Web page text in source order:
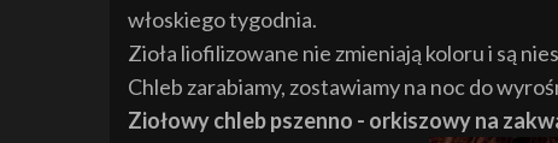
włoskiego tygodnia.
Zioła liofilizowane nie zmieniają koloru i są
Chleb zarabiamy, zostawiamy na noc do
Ziołowy chleb pszenno - orkiszowy na